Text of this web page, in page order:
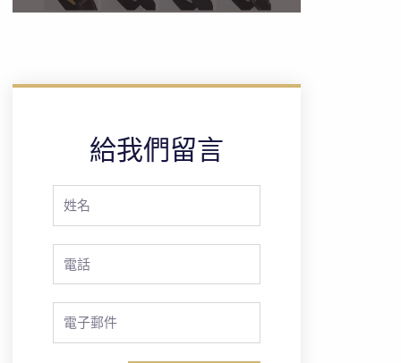
給我們留言
Full
Phone
Email